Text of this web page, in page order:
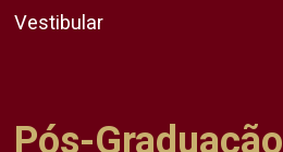
Vestibular
Pós-Graduação